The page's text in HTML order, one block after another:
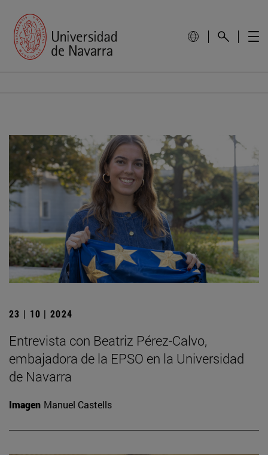
23 | 10 | 2024
Entrevista con Beatriz Pérez-Calvo,
embajadora de la EPSO en la Universidad
de Navarra
Imagen Manuel Castells